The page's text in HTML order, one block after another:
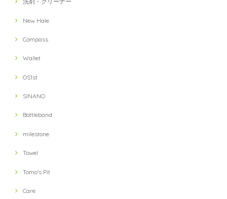
New Hale
Compass
Wallet
OS1st
SINANO
Bottleband
milestone
Towel
Tomo's Pit
Care